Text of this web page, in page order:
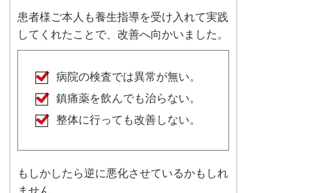
患者様ご本人も養生指導を受け入れて実践
してくれたことで、改善へ向かいました。
病院の検査では異常が無い。
鎮痛薬を飲んでも治らない。
整体に行っても改善しない。
もしかしたら逆に悪化させているかもしれ